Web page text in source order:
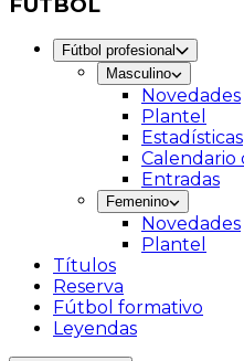
FÚTBOL
Fútbol profesional
Masculino
Novedades
Plantel
Estadísticas
Calendario
Entradas
Femenino
Novedades
Plantel
Títulos
Reserva
Fútbol formativo
Leyendas